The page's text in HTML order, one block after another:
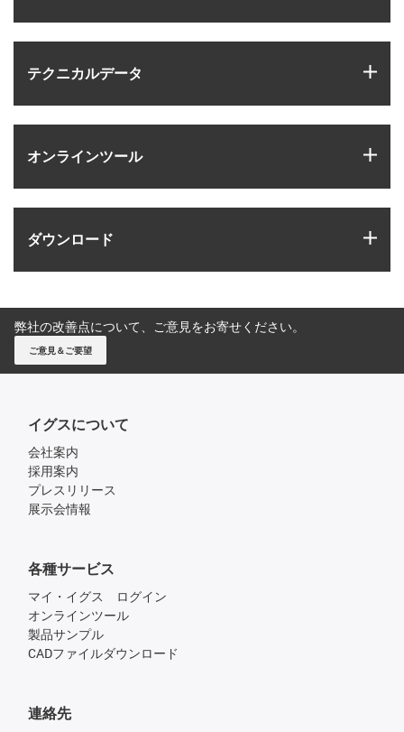
テクニカルデータ
オンラインツール
ダウンロード
弊社の改善点について、ご意見をお寄せください。
ご意見＆ご要望
イグスについて
会社案内
採用案内
プレスリリース
展示会情報
各種サービス
マイ・イグス ログイン
オンラインツール
製品サンプル
CADファイルダウンロード
連絡先